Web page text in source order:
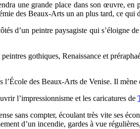
une grande place dans son œuvre, en
des Beaux-Arts un an plus tard, ce qui
d’un peintre paysagiste qui
gothiques, Renaissance et
des Beaux-Arts de Venise. Il
l’impressionnisme et les caricatures de
sans compter, écoulant très vite ses
d’un incendie, gardes à vue